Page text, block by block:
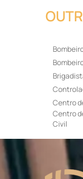
Centro
Centro
Civil
Curso
Curso
Curso